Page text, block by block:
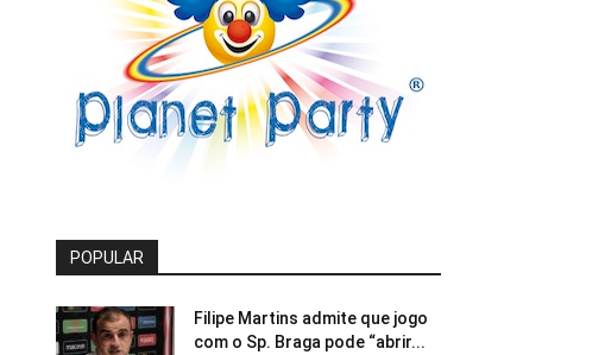
POPULAR
Filipe Martins admite que jogo
com o Sp. Braga pode “abrir...